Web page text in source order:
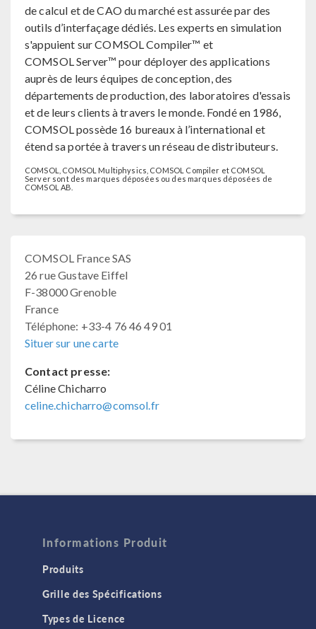
de calcul et de CAO du marché est assurée par des
outils d’interfaçage dédiés. Les experts en simulation
s'appuient sur COMSOL Compiler™ et
COMSOL Server™ pour déployer des applications
auprès de leurs équipes de conception, des
départements de production, des laboratoires d'essais
et de leurs clients à travers le monde. Fondé en 1986,
COMSOL possède 16 bureaux à l’international et
étend sa portée à travers un réseau de distributeurs.
COMSOL, COMSOL Multiphysics, COMSOL Compiler et COMSOL
Server sont des marques déposées ou des marques déposées de
COMSOL AB.
COMSOL France SAS
26 rue Gustave Eiffel
F-38000 Grenoble
France
Téléphone: +33-4 76 46 49 01
Situer sur une carte
Contact presse:
Céline Chicharro
celine.chicharro@comsol.fr
Informations Produit
Produits
Grille des Spécifications
Types de Licence